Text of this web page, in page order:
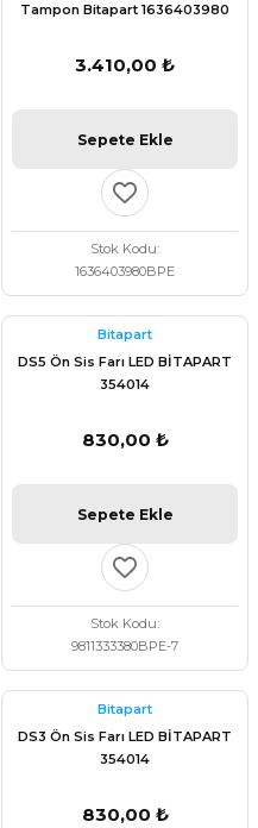
Tampon Bitapart 1636403980
3.410,00 ₺
Sepete Ekle
Stok Kodu
1636403980BPE
Bitapart
DS5 Ön Sis Farı LED BİTAPART
354014
830,00 ₺
Sepete Ekle
Stok Kodu
9811333380BPE-7
Bitapart
DS3 Ön Sis Farı LED BİTAPART
354014
830,00 ₺